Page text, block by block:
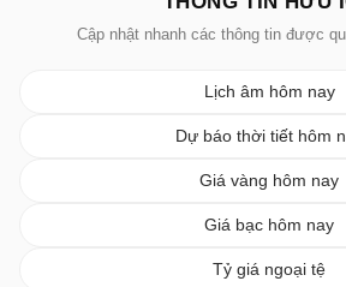
Cập nhật nhanh các thông tin được
Lịch âm hôm nay
Dự báo thời tiết hôm
Giá vàng hôm nay
Giá bạc hôm nay
Tỷ giá ngoại tệ